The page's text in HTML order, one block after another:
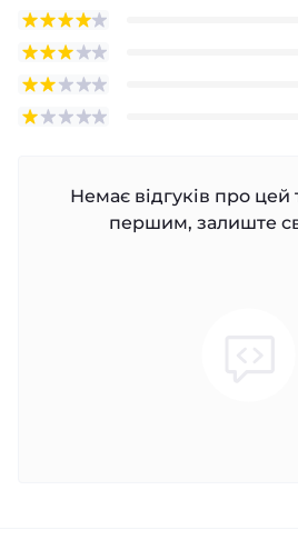
Немає відгуків про цей
першим, залиште